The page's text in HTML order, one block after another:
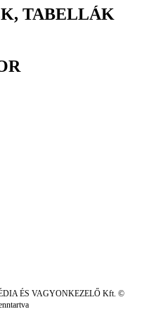
TABELLÁK
ÉS VAGYONKEZELŐ Kft. ©